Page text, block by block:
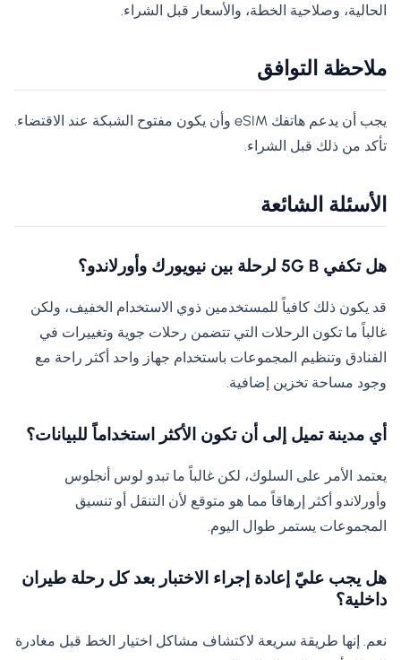
الحالية، وصلاحية الخطة، والأسعار قبل الشراء.
ملاحظة التوافق
يجب أن يدعم هاتفك eSIM وأن يكون مفتوح الشبكة عند الاقتضاء.
تأكد من ذلك قبل الشراء.
الأسئلة الشائعة
هل تكفي 5G B لرحلة بين نيويورك وأورلاندو؟
قد يكون ذلك كافياً للمستخدمين ذوي الاستخدام الخفيف، ولكن
غالباً ما تكون الرحلات التي تتضمن رحلات جوية وتغييرات في
الفنادق وتنظيم المجموعات باستخدام جهاز واحد أكثر راحة مع
وجود مساحة تخزين إضافية.
أي مدينة تميل إلى أن تكون الأكثر استخداماً للبيانات؟
يعتمد الأمر على السلوك، لكن غالباً ما تبدو لوس أنجلوس
وأورلاندو أكثر إرهاقاً مما هو متوقع لأن التنقل أو تنسيق
المجموعات يستمر طوال اليوم.
هل يجب عليّ إعادة إجراء الاختبار بعد كل رحلة طيران
داخلية؟
نعم. إنها طريقة سريعة لاكتشاف مشاكل اختيار الخط قبل مغادرة